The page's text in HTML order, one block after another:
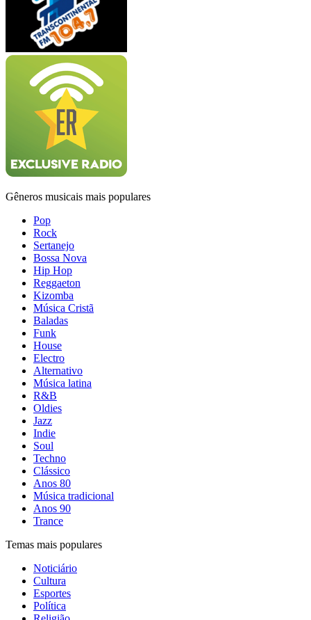
Gêneros musicais mais populares
Pop
Rock
Sertanejo
Bossa Nova
Hip Hop
Reggaeton
Kizomba
Música Cristã
Baladas
Funk
House
Electro
Alternativo
Música latina
R&B
Oldies
Jazz
Indie
Soul
Techno
Clássico
Anos 80
Música tradicional
Anos 90
Trance
Temas mais populares
Noticiário
Cultura
Esportes
Política